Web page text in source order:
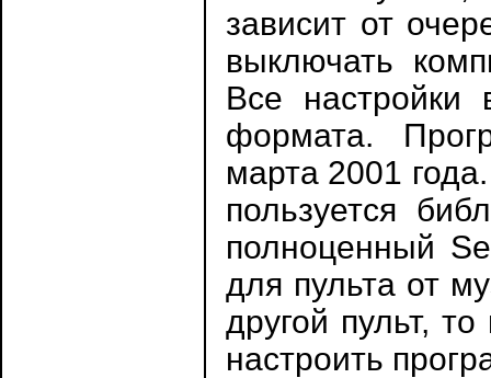
зависит от
выключать
Все настройки
формата.
марта 2001
пользуется
полноценный
для пульта от
другой пульт,
настроить